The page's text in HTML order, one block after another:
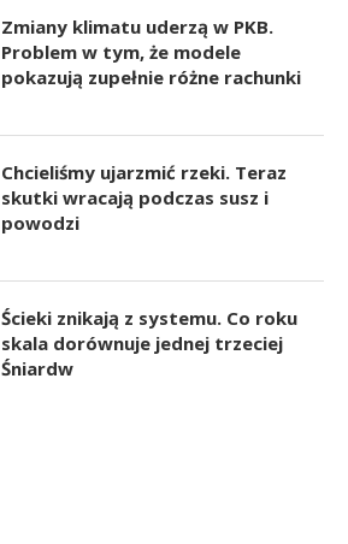
Zmiany klimatu uderzą w PKB.
Problem w tym, że modele
pokazują zupełnie różne rachunki
Chcieliśmy ujarzmić rzeki. Teraz
skutki wracają podczas susz i
powodzi
Ścieki znikają z systemu. Co roku
skala dorównuje jednej trzeciej
Śniardw